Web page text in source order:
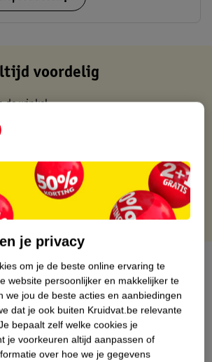
voordelig
de winkel
22:00 uur besteld, volgende dag in huis
vanaf 50.00
je Kruidvat kaart
je privacy
om je de beste online ervaring te
website persoonlijker en makkelijker te
we jou de beste acties en aanbiedingen
dat je ook buiten Kruidvat.be relevante
bepaalt zelf welke cookies je
je voorkeuren altijd aanpassen of
over hoe we je gegevens